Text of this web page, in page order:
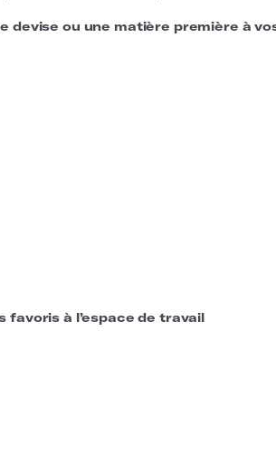
devise ou une matière première à
favoris à l’espace de travail